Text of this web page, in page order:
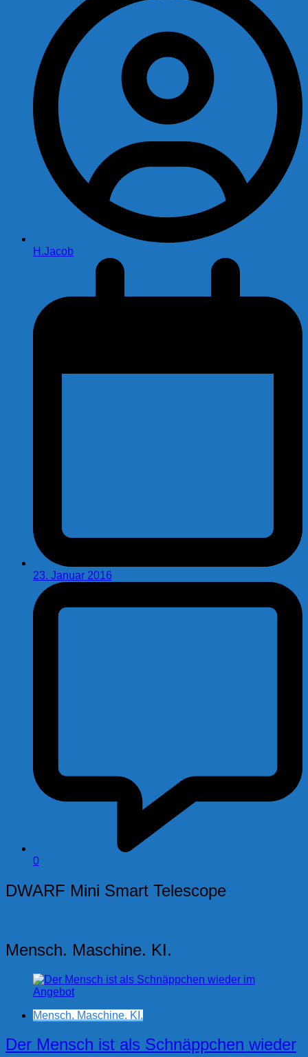
H.Jacob
23. Januar 2016
0
DWARF Mini Smart Telescope
Mensch. Maschine. KI.
Mensch. Maschine. KI.
Der Mensch ist als Schnäppchen wieder